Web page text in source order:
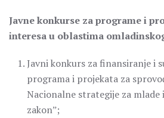
Javne konkurse za programe i
interesa u oblastima
Javni konkurs za finansiranje i
programa i projekata za
Nacionalne strategije za mlade
zakonˮ;